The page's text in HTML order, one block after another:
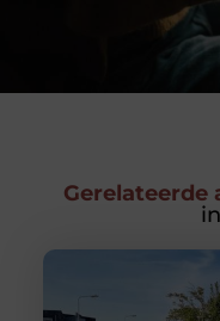
Gerelateerde